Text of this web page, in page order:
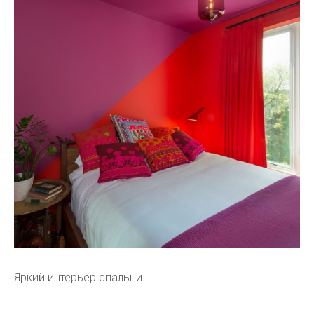
Яркий интерьер спальни